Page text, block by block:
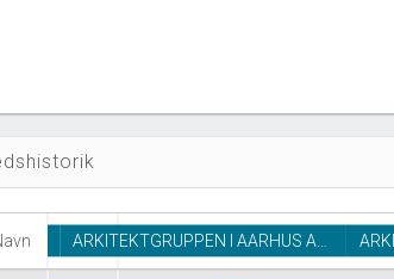
ARKITEKTGRUPPEN I AARHUS A…